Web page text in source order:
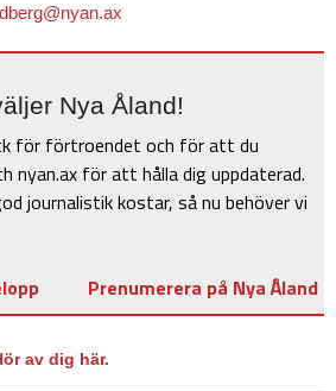
Nya Åland!
för förtroendet och för att du
nyan.ax för att hålla dig uppdaterad.
journalistik kostar, så nu behöver vi
Prenumerera på Nya Åland
av dig här.